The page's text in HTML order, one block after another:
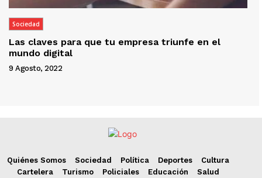
Sociedad
Las claves para que tu empresa triunfe en el
mundo digital
9 Agosto, 2022
Quiénes Somos Sociedad Política Deportes
Cultura
Cartelera
Turismo Policiales Educación
Salud